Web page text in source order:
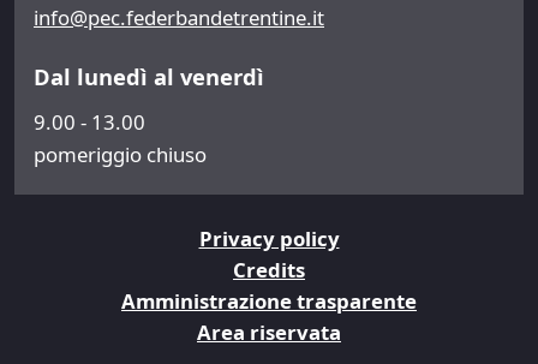
info@pec.federbandetrentine.it
Dal lunedì al venerdì
9.00 - 13.00
pomeriggio chiuso
Privacy policy
Credits
Amministrazione trasparente
Area riservata